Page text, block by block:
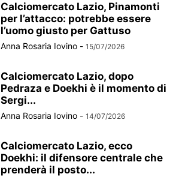
Calciomercato Lazio, Pinamonti
per l’attacco: potrebbe essere
l’uomo giusto per Gattuso
Anna Rosaria Iovino - 15/07/2026
Calciomercato Lazio, dopo
Pedraza e Doekhi è il momento di
Sergi...
Anna Rosaria Iovino - 14/07/2026
Calciomercato Lazio, ecco
Doekhi: il difensore centrale che
prenderà il posto...